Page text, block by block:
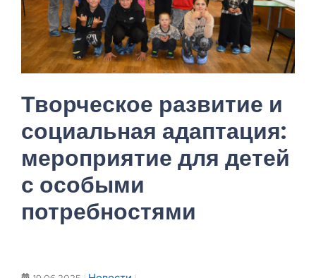
Творческое развитие и
социальная адаптация:
мероприятие для детей
с особыми
потребностями